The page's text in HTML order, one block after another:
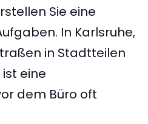
Sie eine
In Karlsruhe,
in Stadtteilen
eine
dem Büro oft